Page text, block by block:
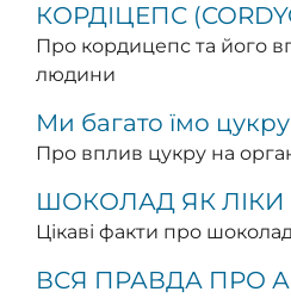
КОРДІЦЕПС
Про кордицепс та його
людини
Ми багато їмо
Про вплив цукру на
ШОКОЛАД ЯК ЛІКИ
Цікаві факти про
ВСЯ ПРАВДА ПРО